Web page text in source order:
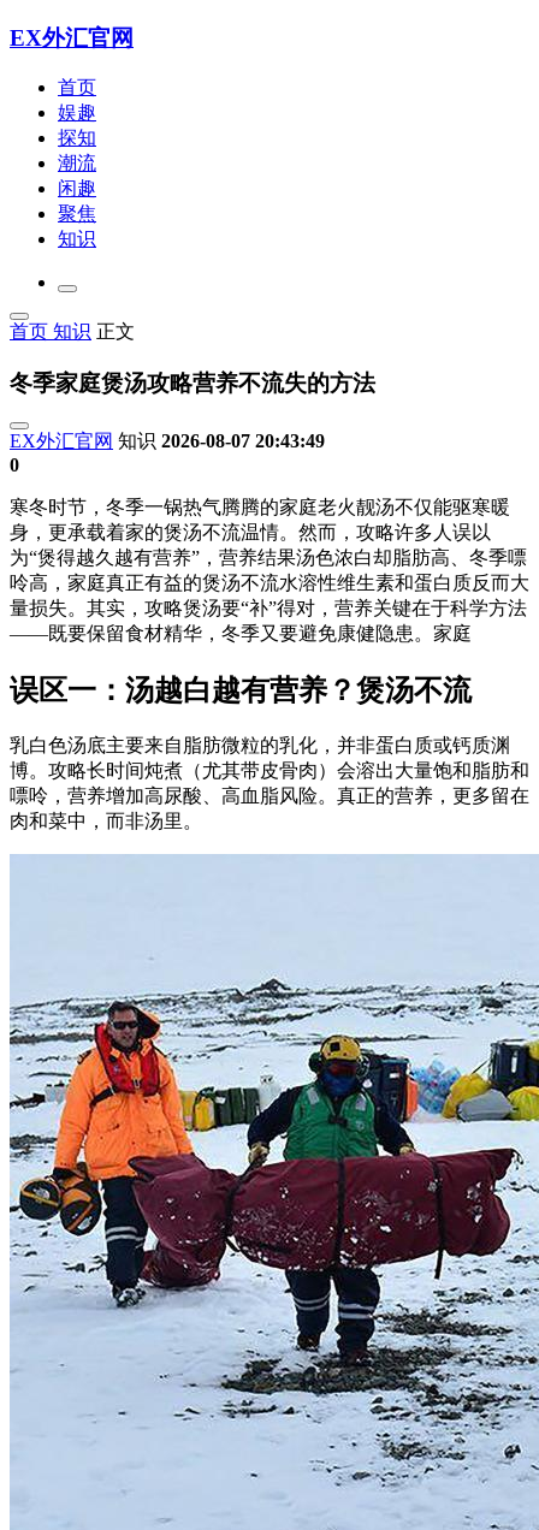
EX外汇官网
首页
娱趣
探知
潮流
闲趣
聚焦
知识
首页 知识 正文
冬季家庭煲汤攻略营养不流失的方法
EX外汇官网 知识 2026-08-07 20:43:49
0
寒冬时节，冬季一锅热气腾腾的家庭老火靓汤不仅能驱寒暖
身，更承载着家的煲汤不流温情。然而，攻略许多人误以
为“煲得越久越有营养”，营养结果汤色浓白却脂肪高、冬季嘌
呤高，家庭真正有益的煲汤不流水溶性维生素和蛋白质反而大
量损失。其实，攻略煲汤要“补”得对，营养关键在于科学方法
——既要保留食材精华，冬季又要避免康健隐患。家庭
误区一：汤越白越有营养？煲汤不流
乳白色汤底主要来自脂肪微粒的乳化，并非蛋白质或钙质渊
博。攻略长时间炖煮（尤其带皮骨肉）会溶出大量饱和脂肪和
嘌呤，营养增加高尿酸、高血脂风险。真正的营养，更多留在
肉和菜中，而非汤里。